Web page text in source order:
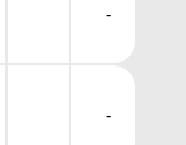
-
-